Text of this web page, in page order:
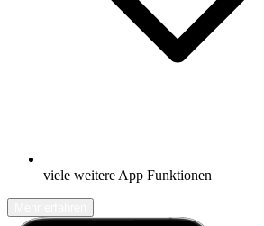
viele weitere App Funktionen